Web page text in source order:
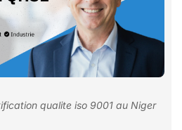
qualite iso 9001 au Niger